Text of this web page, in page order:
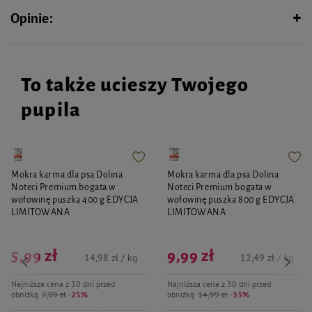
Opinie:
To także ucieszy Twojego
pupila
Mokra karma dla psa Dolina
Noteci Premium bogata w
wołowinę puszka 400 g EDYCJA
LIMITOWANA
Najniższa cena z 30 dni przed
obniżką 7,99 zł -25%
5,99 zł 14,98 zł / kg
Mokra karma dla psa Dolina
Noteci Premium bogata w
wołowinę puszka 800 g EDYCJA
LIMITOWANA
Najniższa cena z 30 dni przed
obniżką 14,99 zł -33%
9,99 zł 12,49 zł / kg